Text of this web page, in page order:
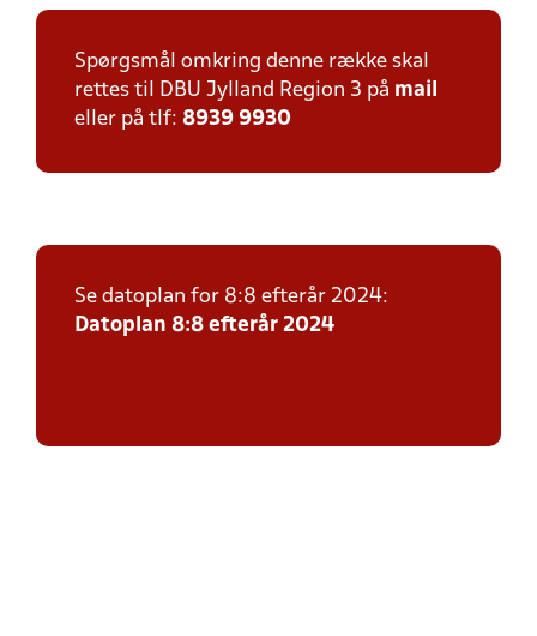
Spørgsmål omkring denne række skal
rettes til DBU Jylland Region 3 på mail
eller på tlf: 8939 9930
Se datoplan for 8:8 efterår 2024:
Datoplan 8:8 efterår 2024